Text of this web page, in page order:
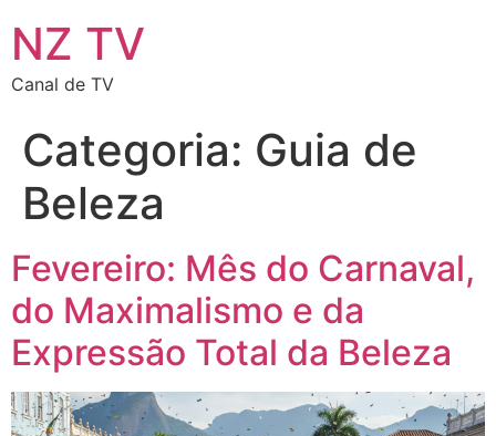
NZ TV
Canal de TV
Categoria: Guia de
Beleza
Fevereiro: Mês do Carnaval,
do Maximalismo e da
Expressão Total da Beleza